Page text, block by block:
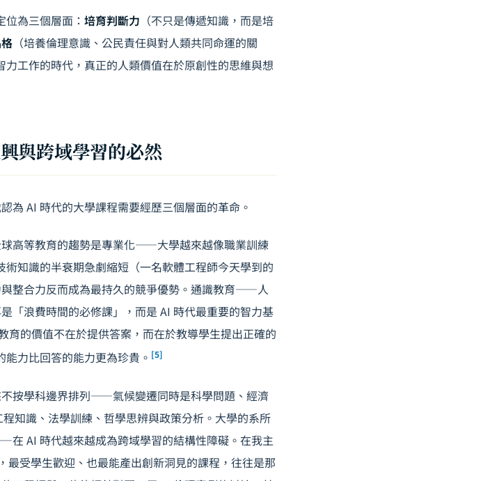
為三個層面： 培育判斷力 （不只是傳遞知識，而是培
（培養倫理意識、公民責任與對人類共同命運的關
力工作的時代，真正的人類價值在於原創性的思維與想
與跨域學習的必然
為 AI 時代的大學課程需要經歷三個層面的革命。
高等教育的趨勢是專業化——大學越來越像職業訓練
知識的半衰期急劇縮短（一名軟體工程師今天學到的
整合力反而成為最持久的競爭優勢。通識教育——人
浪費時間的必修課」，而是 AI 時代最重要的智力基
的價值不在於提供答案，而在於教導學生提出正確的
力比回答的能力更為珍貴。 [5]
按學科邊界排列——氣候變遷同時是科學問題、經濟
程知識、法學訓練、哲學思辨與政策分析。大學的系所
AI 時代越來越成為跨域學習的結構性障礙。在我主
受學生歡迎、也最能產出創新洞見的課程，往往是那